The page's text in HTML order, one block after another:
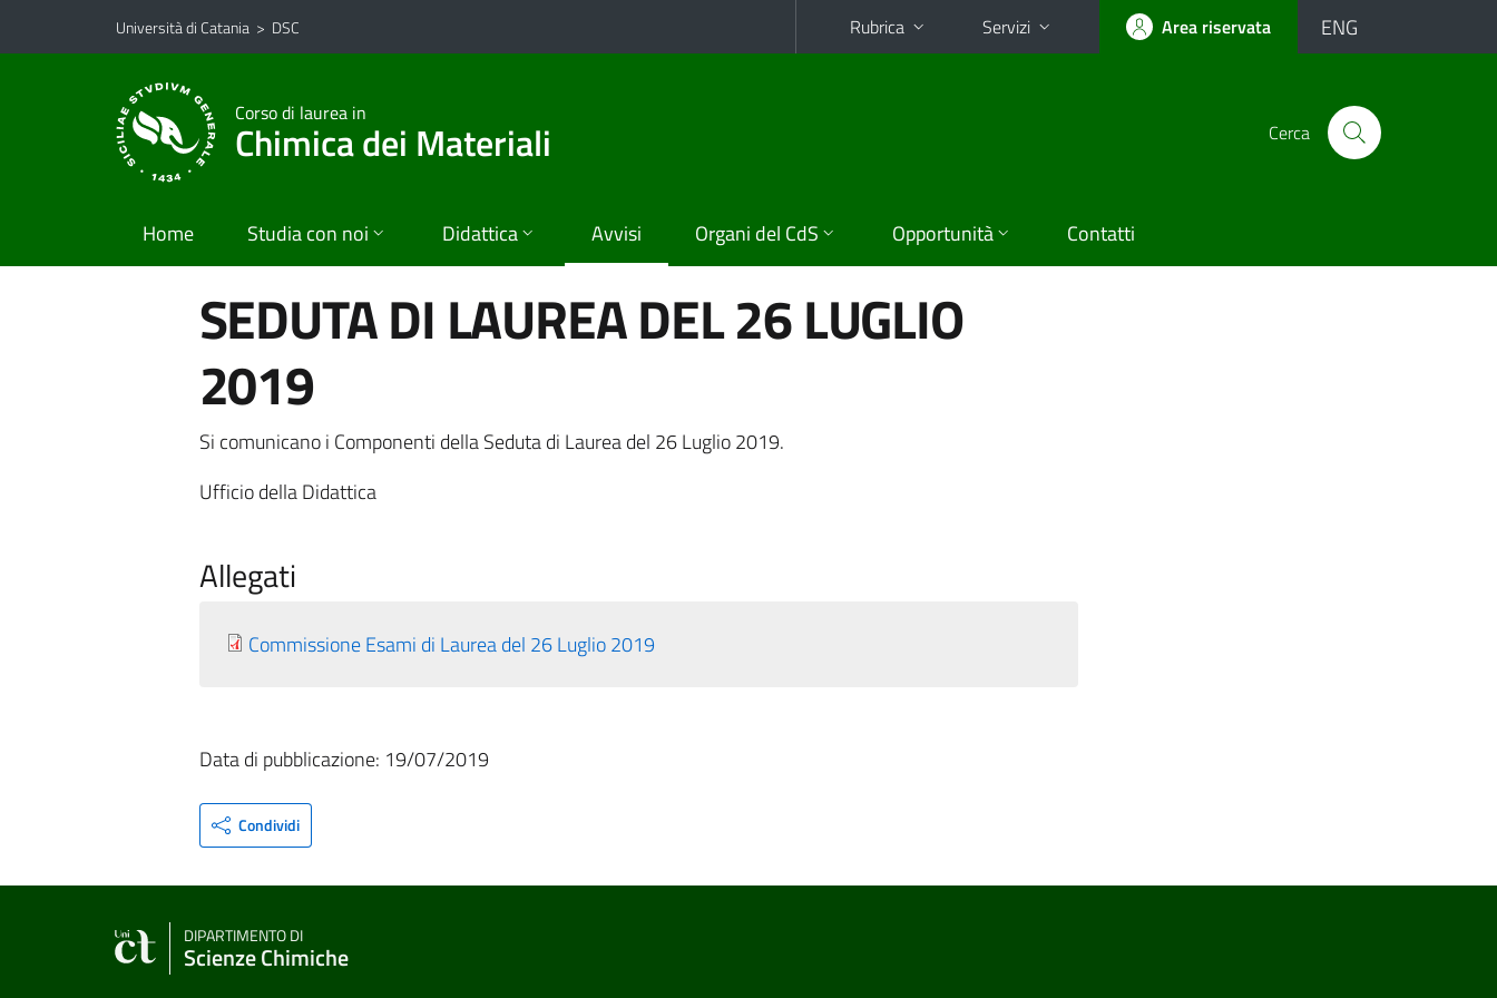
Vai al contenuto principale
Vai al menu di navigazione
Università di Catania > DSC Rubrica Servizi Area riservata ENG
Corso di laurea in
Chimica dei Materiali Cerca
Home Studia con noi Didattica Avvisi Organi del CdS Opportunità Contatti
SEDUTA DI LAUREA DEL 26 LUGLIO
2019
Si comunicano i Componenti della Seduta di Laurea del 26 Luglio 2019.
Ufficio della Didattica
Allegati
Commissione Esami di Laurea del 26 Luglio 2019
Data di pubblicazione: 19/07/2019
Condividi
DIPARTIMENTO DI
Scienze Chimiche